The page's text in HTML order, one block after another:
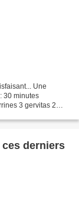
Une
30 minutes
3 gervitas 2
derniers